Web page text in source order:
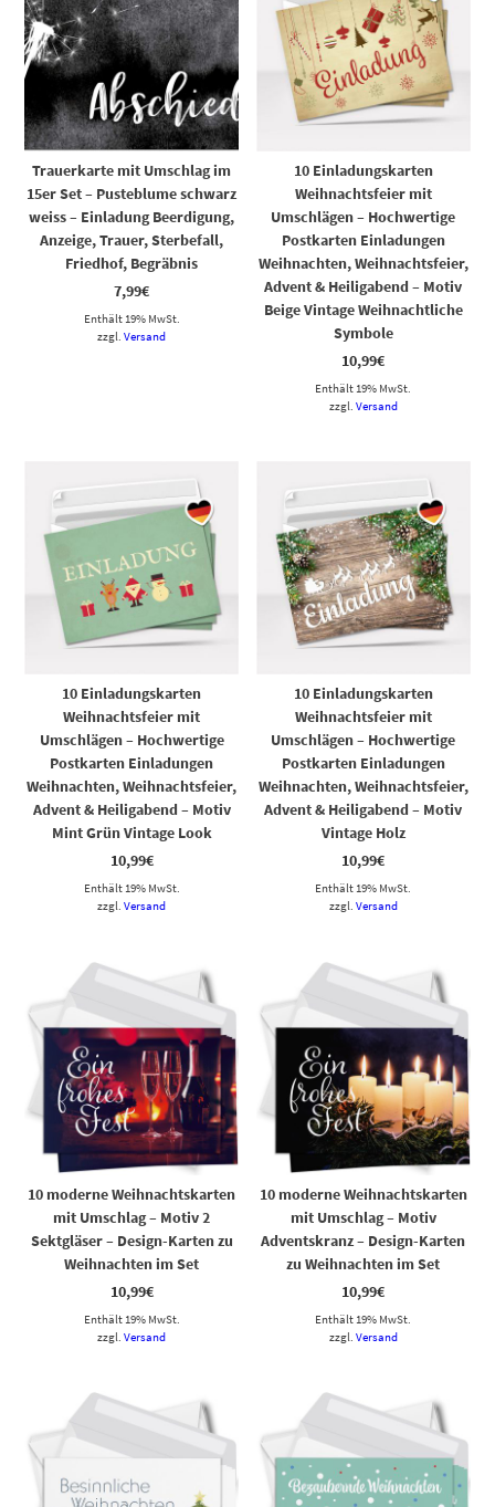
Trauerkarte mit Umschlag im
15er Set – Pusteblume schwarz
weiss – Einladung Beerdigung,
Anzeige, Trauer, Sterbefall,
Friedhof, Begräbnis
7,99€
Enthält 19% MwSt.
zzgl.Versand
10 Einladungskarten
Weihnachtsfeier mit
Umschlägen – Hochwertige
Postkarten Einladungen
Weihnachten, Weihnachtsfeier,
Advent & Heiligabend – Motiv
Beige Vintage Weihnachtliche
Symbole
10,99€
Enthält 19% MwSt.
zzgl. Versand
10 Einladungskarten
Weihnachtsfeier mit
Umschlägen – Hochwertige
Postkarten Einladungen
Weihnachten, Weihnachtsfeier,
Advent & Heiligabend – Motiv
Mint Grün Vintage Look
10,99€
Enthält 19% MwSt.
zzgl.Versand
10 Einladungskarten
Weihnachtsfeier mit
Umschlägen – Hochwertige
Postkarten Einladungen
Weihnachten, Weihnachtsfeier,
Advent & Heiligabend – Motiv
Vintage Holz
10,99€
Enthält 19% MwSt.
zzgl. Versand
10 moderne Weihnachtskarten
mit Umschlag – Motiv 2
Sektgläser – Design-Karten zu
Weihnachten im Set
10,99€
Enthält 19% MwSt.
zzgl.Versand
10 moderne Weihnachtskarten
mit Umschlag – Motiv
Adventskranz – Design-Karten
zu Weihnachten im Set
10,99€
Enthält 19% MwSt.
zzgl. Versand